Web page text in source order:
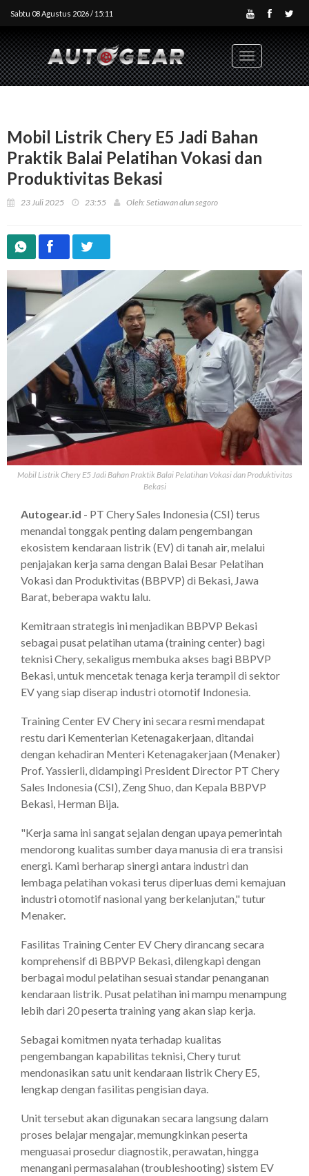
Sabtu 08 Agustus 2026 / 15:11
Toggle
navigation
Mobil Listrik Chery E5 Jadi Bahan
Praktik Balai Pelatihan Vokasi dan
Produktivitas Bekasi
23 Juli 2025 23:55 Oleh: Setiawan alun segoro
Mobil Listrik Chery E5 Jadi Bahan Praktik Balai Pelatihan Vokasi dan Produktivitas
Bekasi
Autogear.id - PT Chery Sales Indonesia (CSI) terus
menandai tonggak penting dalam pengembangan
ekosistem kendaraan listrik (EV) di tanah air, melalui
penjajakan kerja sama dengan Balai Besar Pelatihan
Vokasi dan Produktivitas (BBPVP) di Bekasi, Jawa
Barat, beberapa waktu lalu.
Kemitraan strategis ini menjadikan BBPVP Bekasi
sebagai pusat pelatihan utama (training center) bagi
teknisi Chery, sekaligus membuka akses bagi BBPVP
Bekasi, untuk mencetak tenaga kerja terampil di sektor
EV yang siap diserap industri otomotif Indonesia.
Training Center EV Chery ini secara resmi mendapat
restu dari Kementerian Ketenagakerjaan, ditandai
dengan kehadiran Menteri Ketenagakerjaan (Menaker)
Prof. Yassierli, didampingi President Director PT Chery
Sales Indonesia (CSI), Zeng Shuo, dan Kepala BBPVP
Bekasi, Herman Bija.
"Kerja sama ini sangat sejalan dengan upaya pemerintah
mendorong kualitas sumber daya manusia di era transisi
energi. Kami berharap sinergi antara industri dan
lembaga pelatihan vokasi terus diperluas demi kemajuan
industri otomotif nasional yang berkelanjutan," tutur
Menaker.
Fasilitas Training Center EV Chery dirancang secara
komprehensif di BBPVP Bekasi, dilengkapi dengan
berbagai modul pelatihan sesuai standar penanganan
kendaraan listrik. Pusat pelatihan ini mampu menampung
lebih dari 20 peserta training yang akan siap kerja.
Sebagai komitmen nyata terhadap kualitas
pengembangan kapabilitas teknisi, Chery turut
mendonasikan satu unit kendaraan listrik Chery E5,
lengkap dengan fasilitas pengisian daya.
Unit tersebut akan digunakan secara langsung dalam
proses belajar mengajar, memungkinkan peserta
menguasai prosedur diagnostik, perawatan, hingga
menangani permasalahan (troubleshooting) sistem EV